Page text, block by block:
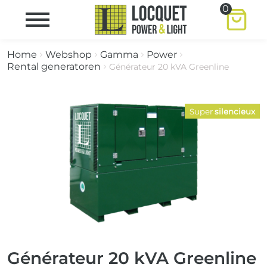
0
Home Webshop Gamma
Power
Rental generatoren
Générateur 20 kVA Greenline
Supersilencieux
Générateur 20 kVA Greenline